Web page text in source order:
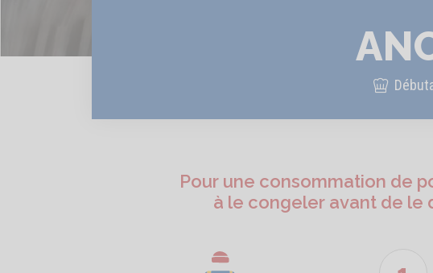
Pour une consommation de
à le congeler avant de le